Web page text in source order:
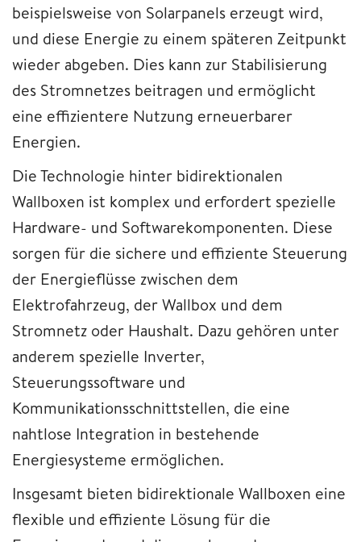
beispielsweise von Solarpanels erzeugt wird,
und diese Energie zu einem späteren Zeitpunkt
wieder abgeben. Dies kann zur Stabilisierung
des Stromnetzes beitragen und ermöglicht
eine effizientere Nutzung erneuerbarer
Energien.
Die Technologie hinter bidirektionalen
Wallboxen ist komplex und erfordert spezielle
Hardware- und Softwarekomponenten. Diese
sorgen für die sichere und effiziente Steuerung
der Energieflüsse zwischen dem
Elektrofahrzeug, der Wallbox und dem
Stromnetz oder Haushalt. Dazu gehören unter
anderem spezielle Inverter,
Steuerungssoftware und
Kommunikationsschnittstellen, die eine
nahtlose Integration in bestehende
Energiesysteme ermöglichen.
Insgesamt bieten bidirektionale Wallboxen eine
flexible und effiziente Lösung für die